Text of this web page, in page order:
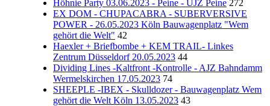
Höhnie Party 03.06.2023 - Peine - UJZ Peine 272
EX DOM - CHUPACABRA - SUBERVERSIVE
POWER - 26.05.2023 Köln Bauwagenplatz "Wem
gehört die Welt" 42
Haexler + Briefbombe + KEM TRAIL- Linkes
Zentrum Düsseldorf 20.05.2023 44
Dividing Lines -Kaltfront -Kontrolle - AJZ Bahndamm
Wermelskirchen 17.05.2023 74
SHEEPLE -IBEX - Skulldozer - Bauwagenplatz Wem
gehört die Welt Köln 13.05.2023 43